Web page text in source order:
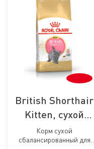
British Shorthair
Kitten, сухой
корм для
британских
Корм сухой
сбалансированный для